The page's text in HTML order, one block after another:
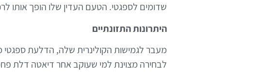
שדומים לספגטי. הטעם העדין שלו הופך אותו
היתרונות התזונתיים
מעבר לגמישות הקולינרית שלה, הדלעת ספגטי